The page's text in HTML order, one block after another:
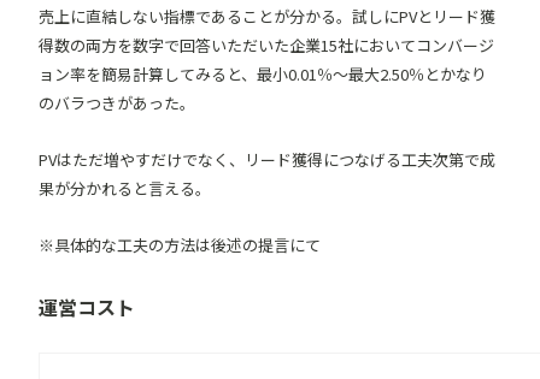
売上に直結しない指標であることが分かる。試しにPVとリード獲
得数の両方を数字で回答いただいた企業15社においてコンバージ
ョン率を簡易計算してみると、最小0.01％〜最大2.50％とかなり
のバラつきがあった。
PVはただ増やすだけでなく、リード獲得につなげる工夫次第で成
果が分かれると言える。
※具体的な工夫の方法は後述の提言にて
運営コスト